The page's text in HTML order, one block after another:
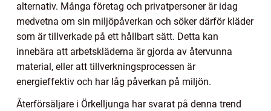
alternativ. Många företag och privatpersoner är idag
medvetna om sin miljöpåverkan och söker därför kläder
som är tillverkade på ett hållbart sätt. Detta kan
innebära att arbetskläderna är gjorda av återvunna
material, eller att tillverkningsprocessen är
energieffektiv och har låg påverkan på miljön.
Återförsäljare i Örkelljunga har svarat på denna trend